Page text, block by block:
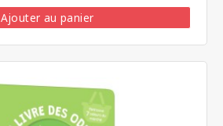
Ajouter au panier